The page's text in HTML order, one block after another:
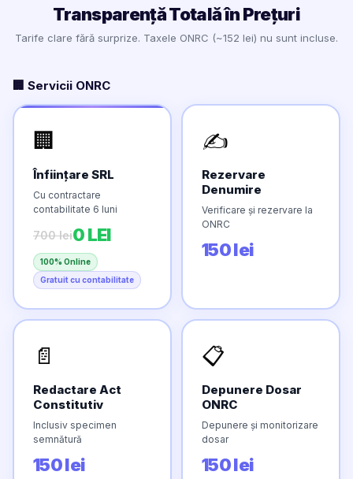
Transparență Totală în Prețuri
Tarife clare fără surprize. Taxele ONRC (~152 lei) nu sunt incluse.
🏢 Servicii ONRC
🏢
Înființare SRL
Cu contractare
contabilitate 6 luni
700 lei0 LEI
100% Online
Gratuit cu contabilitate
✍️
Rezervare
Denumire
Verificare și rezervare la
ONRC
150 lei
📄
Redactare Act
Constitutiv
Inclusiv specimen
semnătură
150 lei
📋
Depunere Dosar
ONRC
Depunere și monitorizare
dosar
150 lei